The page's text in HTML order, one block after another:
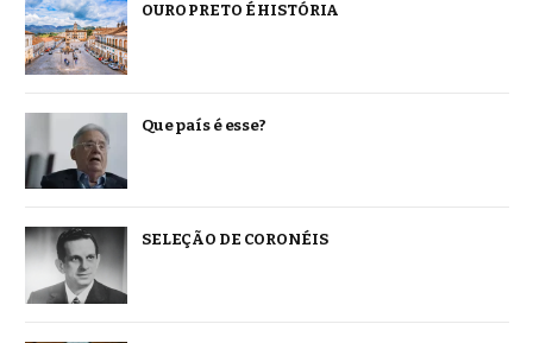
OURO PRETO É HISTÓRIA
Que país é esse?
SELEÇÃO DE CORONÉIS